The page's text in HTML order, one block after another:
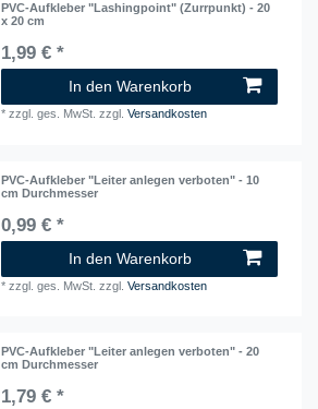
PVC-Aufkleber "Lashingpoint" (Zurrpunkt) - 20
x 20 cm
1,99 € *
In den Warenkorb
*zzgl. ges. MwSt. zzgl.Versandkosten
PVC-Aufkleber "Leiter anlegen verboten" - 10
cm Durchmesser
0,99 € *
In den Warenkorb
*zzgl. ges. MwSt. zzgl.Versandkosten
PVC-Aufkleber "Leiter anlegen verboten" - 20
cm Durchmesser
1,79 € *